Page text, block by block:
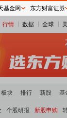
行情 数据 全球
板块 排行 新股 基
个股研报 新股申购
基金网 东方财富证券